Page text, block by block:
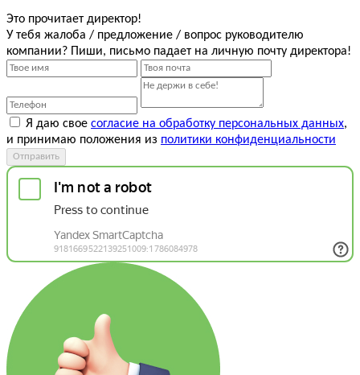
Это прочитает директор!
У тебя жалоба / предложение / вопрос руководителю
компании? Пиши, письмо падает на личную почту директора!
Я даю свое согласие на обработку персональных данных,
и принимаю положения из политики конфиденциальности
Отправить